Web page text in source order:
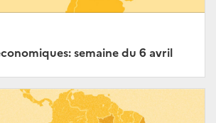
semaine du 6 avril